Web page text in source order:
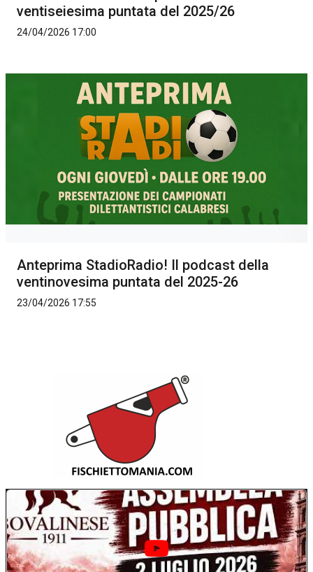
ventiseiesima puntata del 2025/26
24/04/2026 17:00
Anteprima StadioRadio! Il podcast della
ventinovesima puntata del 2025-26
23/04/2026 17:55